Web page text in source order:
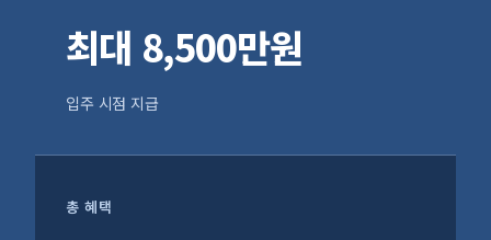
최대 8,500만원
입주 시점 지급
총 혜택